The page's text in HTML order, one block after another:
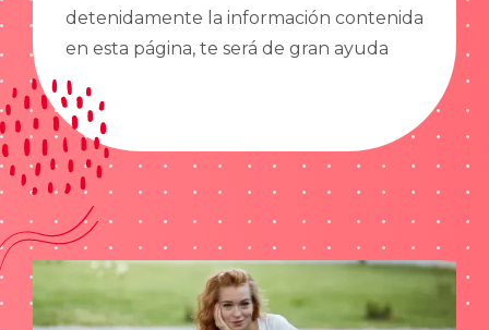
detenidamente la información contenida
en esta página, te será de gran ayuda